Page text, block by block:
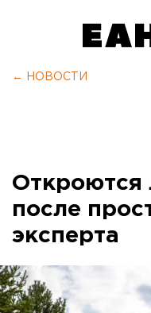
← НОВОСТИ
Откроются
после
эксперта